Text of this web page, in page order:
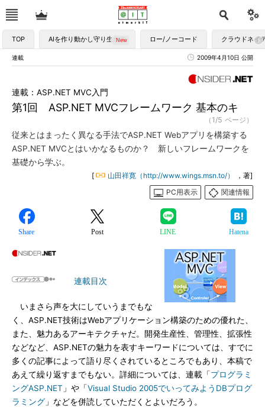
TOP AIを作り動かし守り生かす ロー/ノーコード クラウドネイ
連載 2009年4月10日 公開
第1回 ASP.NET MVCフレームワーク 基本のキ
連載：ASP.NET MVC入門
（1/5 ページ）
従来とはまったく異なる手法でASP.NET Webアプリを構築する
ASP.NET MVCとはいかなるものか？ 新しいフレームワークを
基礎から学ぶ。
[ 山田祥寛（http://www.wings.msn.to/）
，著]
PC用表示
関連情報
Share Post LINE Hatena
連載目次
いまさら声を大にしていうまでもな
く、ASP.NET技術はWebアプリケーション構築のための優れた、
また、魅力あるアーキテクチャだ。開発生産性、管理性、拡張性
などなど、ASP.NETの魅力を表すキーワードについては、すでに
多くの記事によって語り尽くされているところでもあり、本稿で
あえて繰り返すまでもない。詳細については、連載「プログラミ
ングASP.NET 」や「Visual Studio 2005でいってみようDBプログ
ラミング 」などを併読していただくとよいだろう。